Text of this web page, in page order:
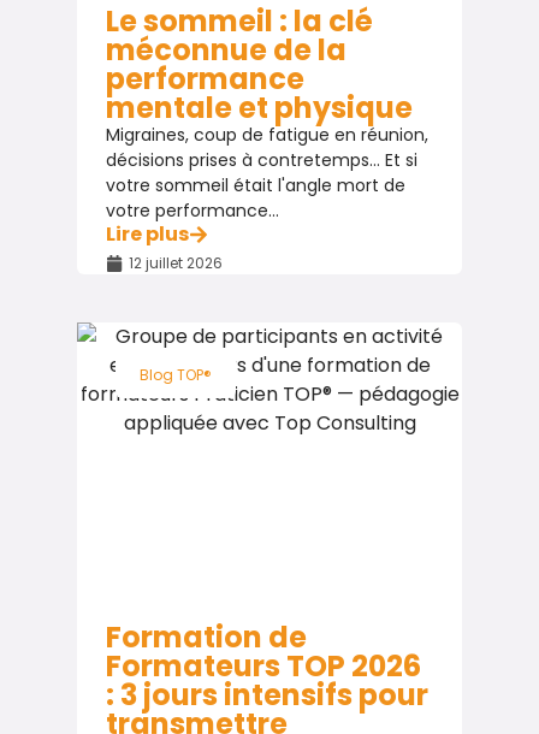
Le sommeil : la clé
méconnue de la
performance
mentale et physique
Migraines, coup de fatigue en réunion,
décisions prises à contretemps… Et si
votre sommeil était l'angle mort de
votre performance...
Lire plus
12 juillet 2026
Blog TOP®
Formation de
Formateurs TOP 2026
: 3 jours intensifs pour
transmettre